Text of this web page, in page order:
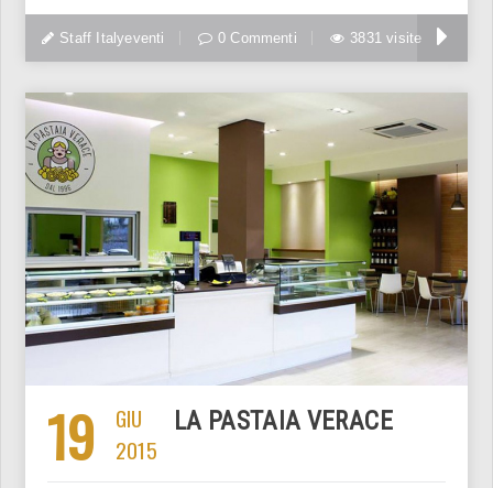
Staff Italyeventi 0 Commenti 3831 visite
19
GIU
2015
LA PASTAIA VERACE